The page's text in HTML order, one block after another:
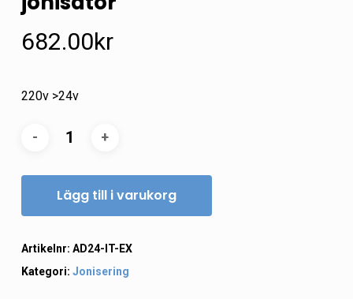
682.00kr
220v >24v
Lägg till i varukorg
Artikelnr: AD24-IT-EX
Kategori: Jonisering